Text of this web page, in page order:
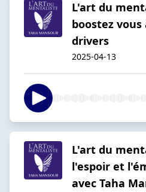
L'art du
boostez vous
drivers
2025-04-13
L'art du
l'espoir et
avec Taha